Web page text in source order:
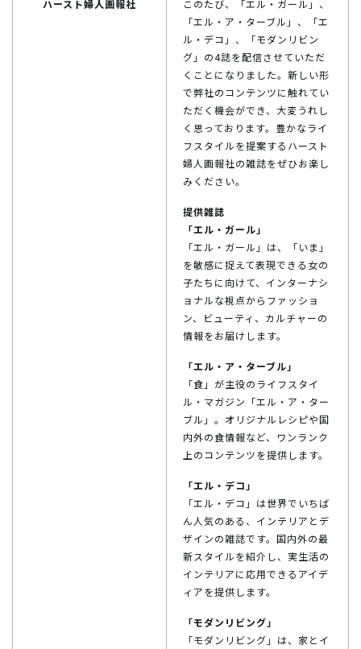
ハースト婦人画報社
このたび、「エル・ガール」、
「エル・ア・ターブル」、「エ
ル・デコ」、「モダンリビン
グ」の4誌を配信させていただ
くことになりました。新しい形
で弊社のコンテンツに触れてい
ただく機会ができ、大変うれし
く思っております。豊かなライ
フスタイルを提案するハースト
婦人画報社の雑誌をぜひお楽し
みください。
提供雑誌
「エル・ガール」
「エル・ガール」は、「いま」
を敏感に捉えて表現できる女の
子たちに向けて、インターナシ
ョナルな視点からファッショ
ン、ビューティ、カルチャーの
情報をお届けします。
「エル・ア・ターブル」
「食」が主役のライフスタイ
ル・マガジン「エル・ア・ター
ブル」。オリジナルレシピや国
内外の食情報など、ワンランク
上のコンテンツを提供します。
「エル・デコ」
「エル・デコ」は世界でいちば
ん人気のある、インテリアとデ
ザインの雑誌です。国内外の最
新スタイルを紹介し、実生活の
インテリアに応用できるアイデ
ィアを提供します。
「モダンリビング」
「モダンリビング」は、家とイ